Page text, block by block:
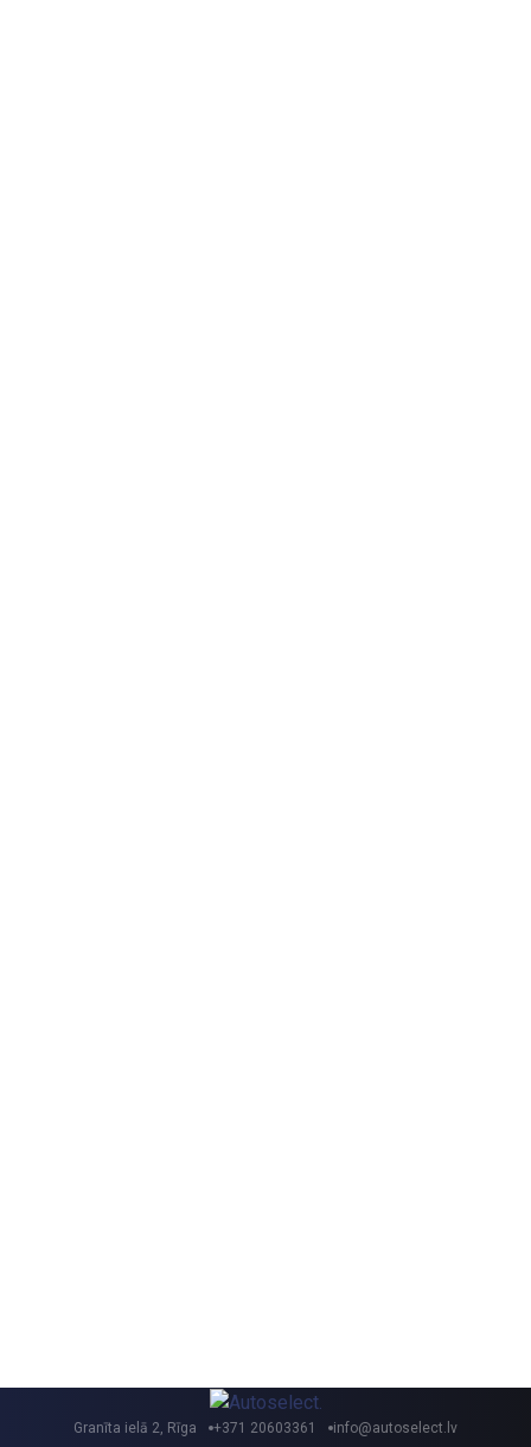
Granīta ielā 2, Rīga +371 20603361 info@autoselect.lv